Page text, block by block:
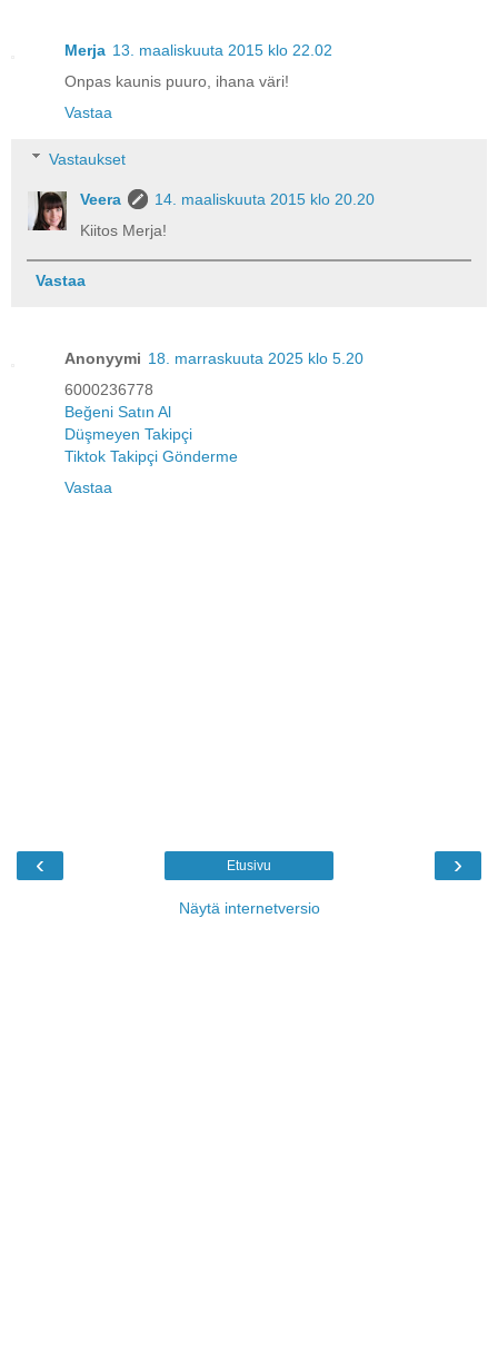
Merja 13. maaliskuuta 2015 klo 22.02
Onpas kaunis puuro, ihana väri!
Vastaa
Vastaukset
Veera
14. maaliskuuta 2015 klo 20.20
Kiitos Merja!
Vastaa
Anonyymi 18. marraskuuta 2025 klo 5.20
6000236778
Beğeni Satın Al
Düşmeyen Takipçi
Tiktok Takipçi Gönderme
Vastaa
‹ ›
Etusivu
Näytä internetversio